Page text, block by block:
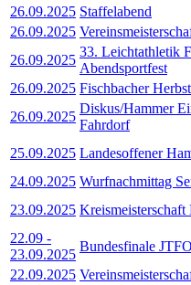
26.09.2025 Staffelabend
26.09.2025
26.09.2025
33. Leichtathletik
Abendsportfest
26.09.2025 Fischbacher
26.09.2025
Diskus/Hammer
Fahrdorf
25.09.2025 Landesoffener
24.09.2025 Wurfnachmittag
23.09.2025 Kreismeisterschaft
22.09 -
23.09.2025
Bundesfinale
22.09.2025